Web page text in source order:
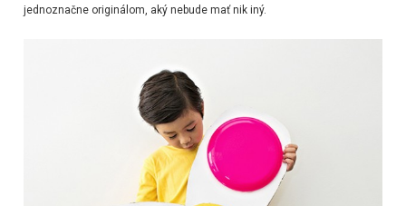
jednoznačne originálom, aký nebude mať nik iný.